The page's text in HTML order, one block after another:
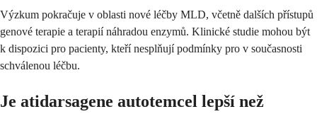
Výzkum pokračuje v oblasti nové léčby MLD, včetně dalších přístupů
genové terapie a terapií náhradou enzymů. Klinické studie mohou být
k dispozici pro pacienty, kteří nesplňují podmínky pro v současnosti
schválenou léčbu.
Je atidarsagene autotemcel lepší než